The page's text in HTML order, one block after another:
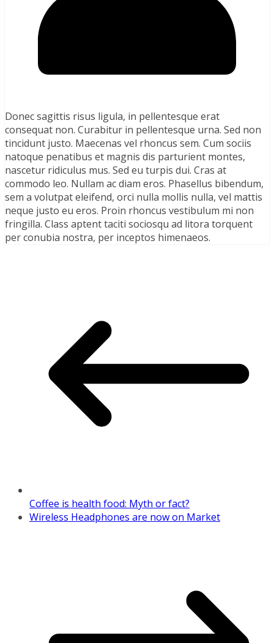
Donec sagittis risus ligula, in pellentesque erat
consequat non. Curabitur in pellentesque urna. Sed non
tincidunt justo. Maecenas vel rhoncus sem. Cum sociis
natoque penatibus et magnis dis parturient montes,
nascetur ridiculus mus. Sed eu turpis dui. Cras at
commodo leo. Nullam ac diam eros. Phasellus bibendum,
sem a volutpat eleifend, orci nulla mollis nulla, vel mattis
neque justo eu eros. Proin rhoncus vestibulum mi non
fringilla. Class aptent taciti sociosqu ad litora torquent
per conubia nostra, per inceptos himenaeos.
Coffee is health food: Myth or fact?
Wireless Headphones are now on Market